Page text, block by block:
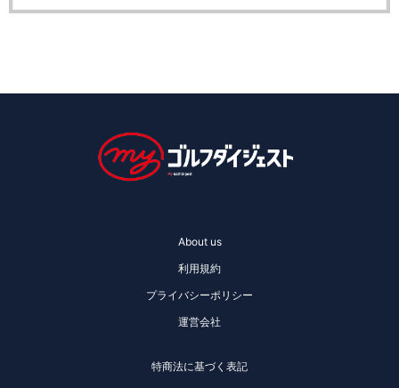
About us
利用規約
プライバシーポリシー
運営会社
特商法に基づく表記